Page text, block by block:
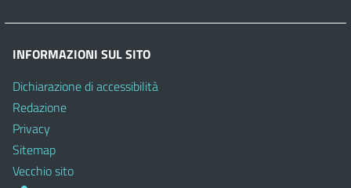
INFORMAZIONI SUL SITO
Dichiarazione di accessibilità
Redazione
Privacy
Sitemap
Vecchio sito